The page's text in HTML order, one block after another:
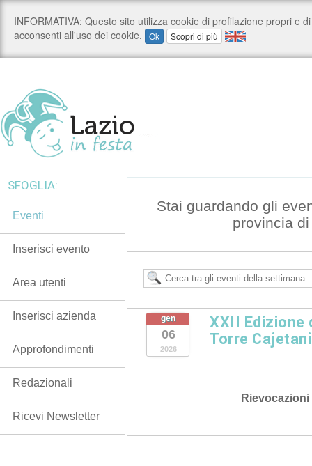
Stai guardando gli
provincia
gen
06
2026
XXII Edizione
Torre Cajetani
Rievocazioni
SFOGLIA:
Eventi
Inserisci evento
Area utenti
Inserisci azienda
Approfondimenti
Redazionali
Ricevi Newsletter